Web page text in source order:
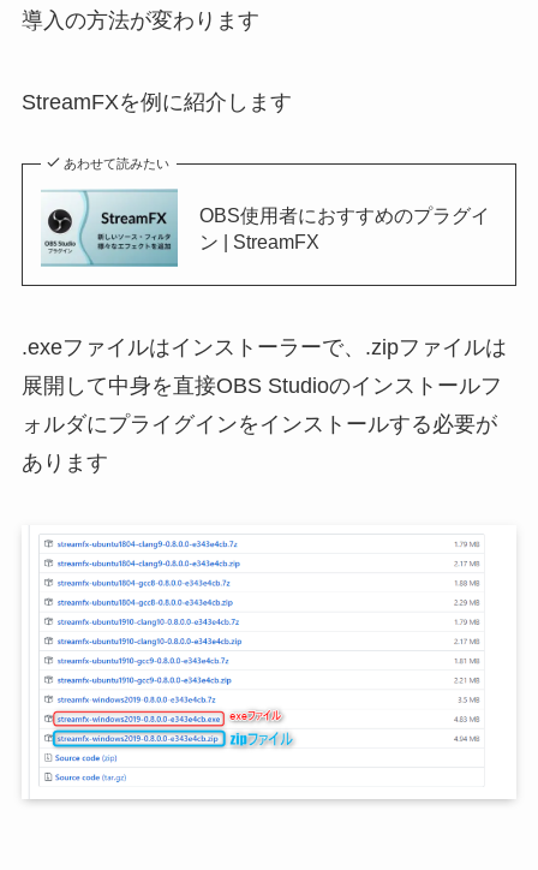
導入の方法が変わります
StreamFXを例に紹介します
あわせて読みたい
OBS使用者におすすめのプラグイ
ン | StreamFX
.exeファイルはインストーラーで、.zipファイルは
展開して中身を直接OBS Studioのインストールフ
ォルダにプライグインをインストールする必要が
あります